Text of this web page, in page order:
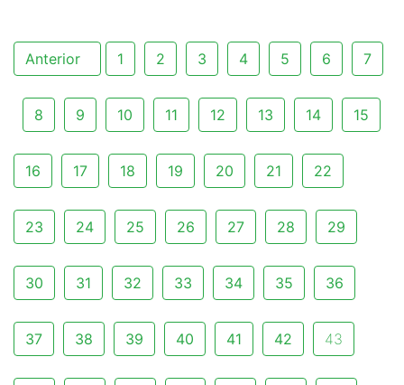
Anterior 1 2 3 4 5 6 7
8 9 10 11 12 13 14 15
16 17 18 19 20 21 22
23 24 25 26 27 28 29
30 31 32 33 34 35 36
37 38 39 40 41 42 43